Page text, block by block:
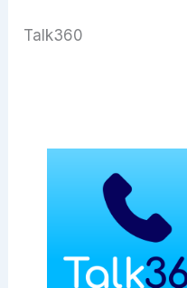
Talk360